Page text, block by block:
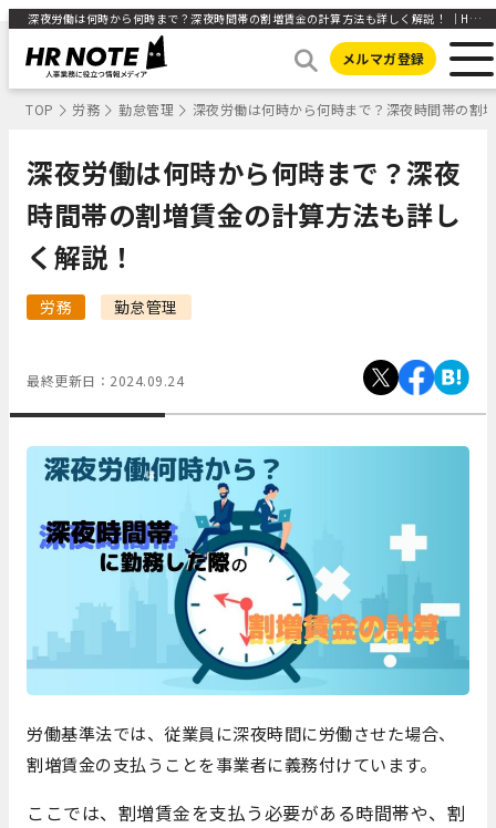
深夜労働は何時から何時まで？深夜時間帯の割増賃金の計算方法も詳しく解説！ ｜HR NOTE
メルマガ登録
TOP 労務 勤怠管理 深夜労働は何時から何時まで？深夜時間帯の割
深夜労働は何時から何時まで？深夜
時間帯の割増賃金の計算方法も詳し
く解説！
労務 勤怠管理
最終更新日： 2024.09.24
労働基準法では、従業員に深夜時間に労働させた場合、
割増賃金の支払うことを事業者に義務付けています。
ここでは、割増賃金を支払う必要がある時間帯や、割